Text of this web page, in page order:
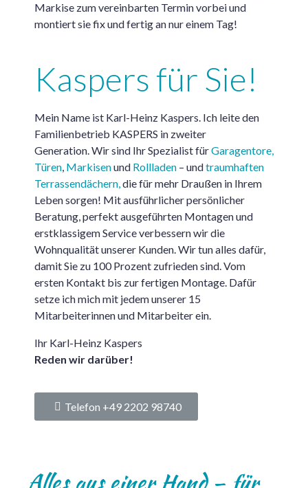
Markise zum vereinbarten Termin vorbei und
montiert sie fix und fertig an nur einem Tag!
Kaspers für Sie!
Mein Name ist Karl-Heinz Kaspers. Ich leite den
Familienbetrieb KASPERS in zweiter
Generation. Wir sind Ihr Spezialist fürGaragentore,
Türen, Markisenund Rollladen – undtraumhaften
Terrassendächern,die für mehr Draußen in Ihrem
Leben sorgen! Mit ausführlicher persönlicher
Beratung, perfekt ausgeführten Montagen und
erstklassigem Service verbessern wir die
Wohnqualität unserer Kunden. Wir tun alles dafür,
damit Sie zu 100 Prozent zufrieden sind. Vom
ersten Kontakt bis zur fertigen Montage. Dafür
setze ich mich mit jedem unserer 15
Mitarbeiterinnen und Mitarbeiter ein.
Ihr Karl-Heinz Kaspers
Reden wir darüber!
Telefon +49 2202 98740